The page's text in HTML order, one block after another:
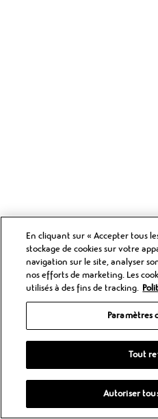
En cliquant sur « Accepter tous
stockage de cookies sur votre
navigation sur le site, analyser
nos efforts de marketing. Les
utilisés à des fins de tracking.
Paramètres
Tout
Autoriser